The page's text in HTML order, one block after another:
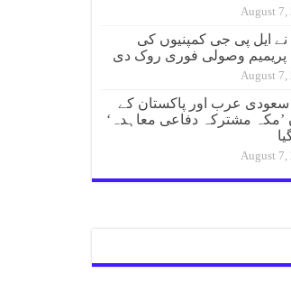
August 7,
نے ایل پی جی کمپنیوں کی
پریمیم وصولی فوری روک دی
August 7,
سعودی عرب اور پاکستان کے
’مکہ مشترکہ دفاعی معاہدہ‘
August 7,